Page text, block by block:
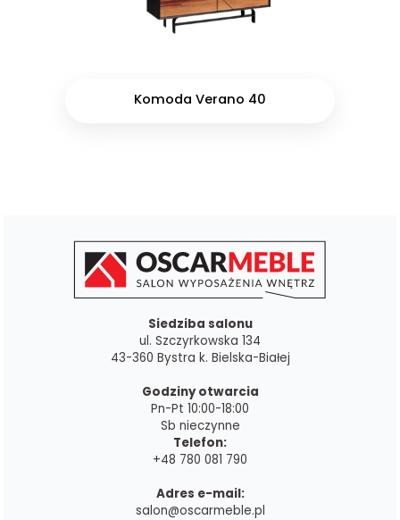
Komoda Verano 40
Siedziba salonu
ul. Szczyrkowska 134
43-360 Bystra k. Bielska-Białej
Godziny otwarcia
Pn-Pt 10:00-18:00
Sb nieczynne
Telefon:
+48 780 081 790
Adres e-mail:
salon@oscarmeble.pl